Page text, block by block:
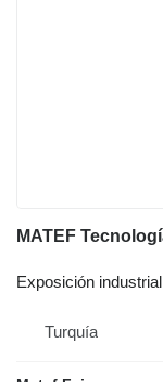
Exposición industrial
Turquía